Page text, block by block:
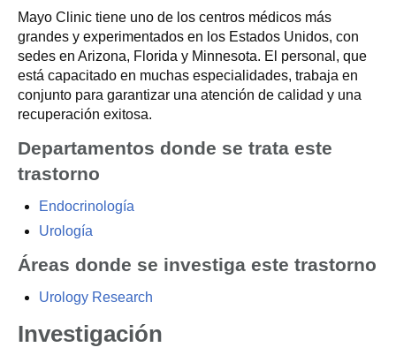
Mayo Clinic tiene uno de los centros médicos más
grandes y experimentados en los Estados Unidos, con
sedes en Arizona, Florida y Minnesota. El personal, que
está capacitado en muchas especialidades, trabaja en
conjunto para garantizar una atención de calidad y una
recuperación exitosa.
Departamentos donde se trata este
trastorno
Endocrinología
Urología
Áreas donde se investiga este trastorno
Urology Research
Investigación